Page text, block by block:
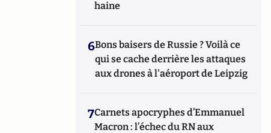
haine
6Bons baisers de Russie ? Voilà ce
qui se cache derrière les attaques
aux drones à l'aéroport de Leipzig
7Carnets apocryphes d’Emmanuel
Macron : l’échec du RN aux